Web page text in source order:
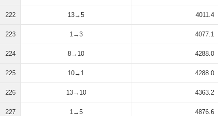
222 13→5 4011.4
223 1→3 4077.1
224 8→10 4288.0
225 10→1 4288.0
226 13→10 4363.2
227 1→5 4876.6